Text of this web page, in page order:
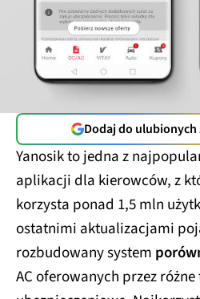
Dodaj do ulubionych
Yanosik to jedna z
aplikacji dla kierowców, z
korzysta ponad 1,5 mln
ostatnimi aktualizacjami
rozbudowany system
AC oferowanych przez